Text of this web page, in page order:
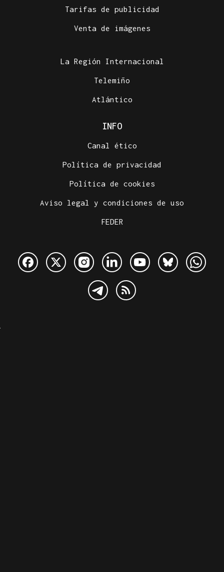
Tarifas de publicidad
Venta de imágenes
La Región Internacional
Telemiño
Atlántico
INFO
Canal ético
Política de privacidad
Política de cookies
Aviso legal y condiciones de uso
FEDER